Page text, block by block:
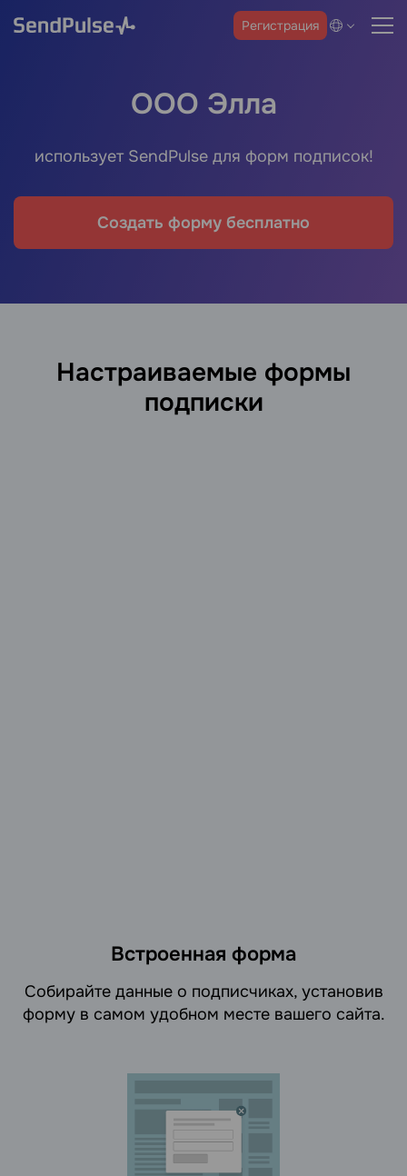
Регистрация
ООО Элла
использует SendPulse для форм подписок!
Создать форму бесплатно
Настраиваемые формы
подписки
Встроенная форма
Cобирайте данные о подписчиках, установив
форму в самом удобном месте вашего сайта.